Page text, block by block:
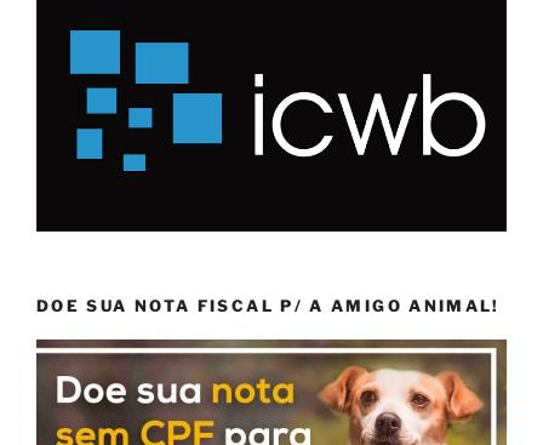
DOE SUA NOTA FISCAL P/ A AMIGO ANIMAL!